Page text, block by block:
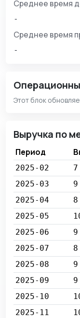
Среднее время
-
Среднее время
-
Этот блок
Выручка по
Период
2025-02
2025-03
2025-04
2025-05
2025-06
2025-07
2025-08
2025-09
2025-10
2025-11